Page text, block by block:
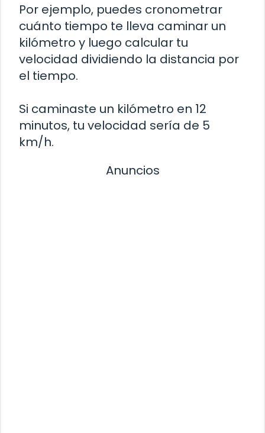
Por ejemplo, puedes cronometrar
cuánto tiempo te lleva caminar un
kilómetro y luego calcular tu
velocidad dividiendo la distancia por
el tiempo.
Si caminaste un kilómetro en 12
minutos, tu velocidad sería de 5
km/h.
Anuncios